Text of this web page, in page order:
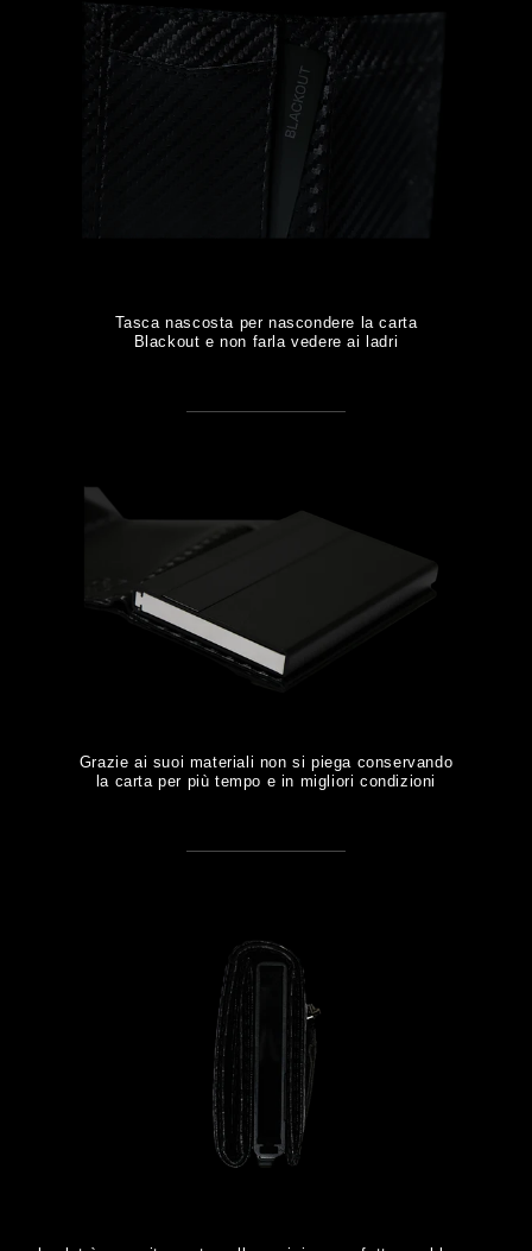
Tasca nascosta per nascondere la carta
Blackout e non farla vedere ai ladri
Grazie ai suoi materiali non si piega conservando
la carta per più tempo e in migliori condizioni